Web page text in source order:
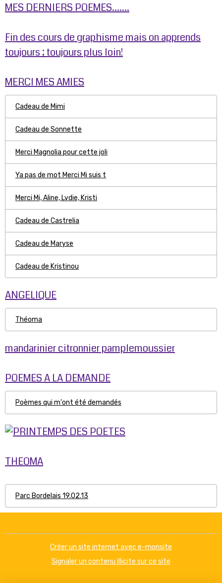
MES DERNIERS POEMES.......
Fin des cours de graphisme mais on apprends
toujours ; toujours plus loin!
MERCI MES AMIES
Cadeau de Mimi
Cadeau de Sonnette
Merci Magnolia pour cette joli
Ya pas de mot Merci Mi suis t
Merci Mi, Aline, Lydie, Kristi
Cadeau de Castrelia
Cadeau de Maryse
Cadeau de Kristinou
ANGELIQUE
Théoma
mandarinier citronnier pamplemoussier
POEMES A LA DEMANDE
Poèmes qui m'ont été demandés
THEOMA
Parc Bordelais 19.02.13
Créer un site internet avec e-monsite
Signaler un contenu illicite sur ce site